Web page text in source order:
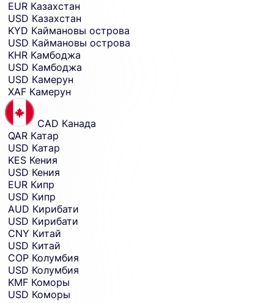
EUR Казахстан
USD Казахстан
KYD Каймановы острова
USD Каймановы острова
KHR Камбоджа
USD Камбоджа
USD Камерун
XAF Камерун
CAD Канада
QAR Катар
USD Катар
KES Кения
USD Кения
EUR Кипр
USD Кипр
AUD Кирибати
USD Кирибати
CNY Китай
USD Китай
COP Колумбия
USD Колумбия
KMF Коморы
USD Коморы